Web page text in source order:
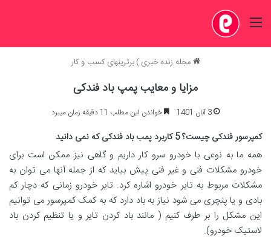
منو
مجله زنده خبری ) برترینهای کسب و کار
مزایا و معایب پمپ باد فندکی
3 آبان 1401 خواندن این مطلب 11 دقیقه زمان میبرد
کمپرسور فندکی چیست؟ 5 کاربرد پمب باد فندکی که نمی دانید
همه ما به نوعی با خودرو سرو کار داریم و گاهی نیز ممکن است برای
خودرو مشکلات فنی و غیر فنی پیش بیاید که از جمله آنها می توان به
مشکلات مربوط به تایر خودرو اشاره کرد. تایر خودرو زمانی که دچار کم
بادی و یا پنچری می شود نیاز به باد دارد که به کمک کمپرسور می توانیم
این مشکل را بر طرف کنیم ( مانند باد کردن تایر و یا تنظیم کردن باد
لاستیک خودرو).